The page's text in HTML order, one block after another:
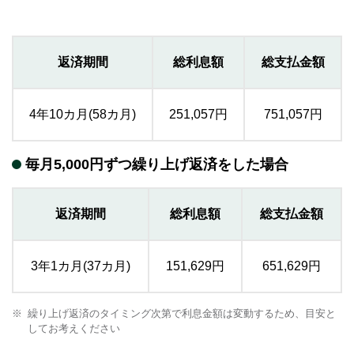
返済期間 総利息額 総支払金額
4年10カ月(58カ月) 251,057円 751,057円
毎月5,000円ずつ繰り上げ返済をした場合
返済期間 総利息額 総支払金額
3年1カ月(37カ月) 151,629円 651,629円
繰り上げ返済のタイミング次第で利息金額は変動するため、目安と
してお考えください